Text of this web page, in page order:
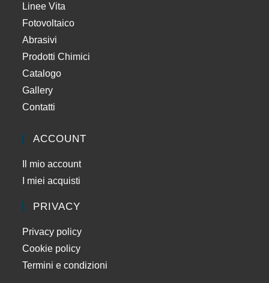
Linee Vita
Fotovoltaico
Abrasivi
Prodotti Chimici
Catalogo
Gallery
Contatti
ACCOUNT
Il mio account
I miei acquisti
PRIVACY
Privacy policy
Cookie policy
Termini e condizioni